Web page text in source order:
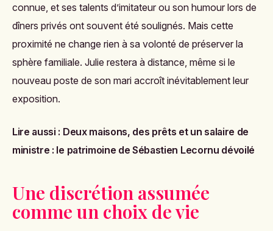
connue, et ses talents d’imitateur ou son humour lors de
dîners privés ont souvent été soulignés. Mais cette
proximité ne change rien à sa volonté de préserver la
sphère familiale. Julie restera à distance, même si le
nouveau poste de son mari accroît inévitablement leur
exposition.
Lire aussi : Deux maisons, des prêts et un salaire de
ministre : le patrimoine de Sébastien Lecornu dévoilé
Une discrétion assumée
comme un choix de vie